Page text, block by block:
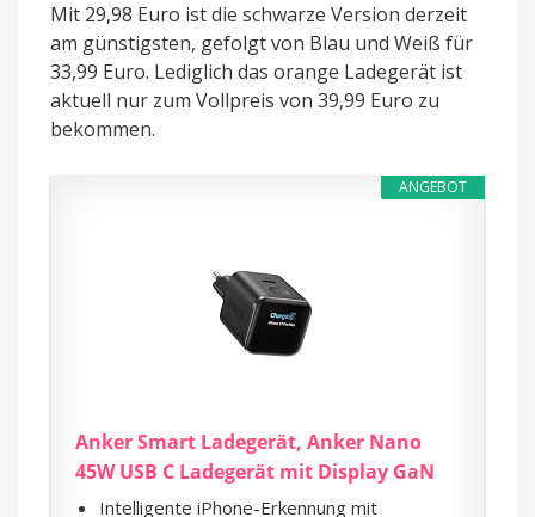
Mit 29,98 Euro ist die schwarze Version derzeit
am günstigsten, gefolgt von Blau und Weiß für
33,99 Euro. Lediglich das orange Ladegerät ist
aktuell nur zum Vollpreis von 39,99 Euro zu
bekommen.
ANGEBOT
Anker Smart Ladegerät, Anker Nano
45W USB C Ladegerät mit Display GaN
Intelligente iPhone-Erkennung mit